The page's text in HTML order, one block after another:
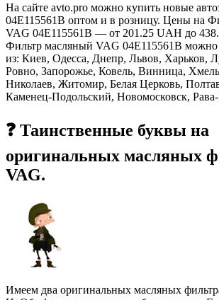
На сайте avto.pro можно купить новые
04E115561B оптом и в розницу. Цены на
VAG 04E115561B — от 201.25 UAH до
Фильтр масляный VAG 04E115561B можно
из: Киев, Одесса, Днепр, Львов, Харьков,
Ровно, Запорожье, Ковель, Винница,
Николаев, Житомир, Белая Церковь,
Каменец-Подольский, Новомосковск, Рава-
❓ Таинственные буквы на
оригинальных масляных
VAG.
Имеем два оригинальных масляных